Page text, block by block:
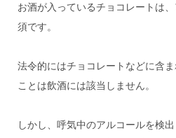
お酒が入っているチョコレートは
須です。
法令的にはチョコレートなどに含
ことは飲酒には該当しません。
しかし、呼気中のアルコールを検